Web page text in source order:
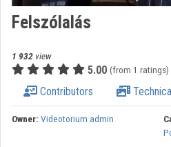
Categories
Organization playlists
Felszólalás
1 932 view
5.00 (from 1 ratings)
Contributors
Owner: Videotorium admin